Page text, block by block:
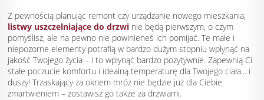
Z pewnością planując remont czy urządzanie nowego mieszkania,
listwy uszczelniające do drzwi nie będą pierwszym, o czym
pomyślisz, ale na pewno nie powinieneś ich pomijać. Te małe i
niepozorne elementy potrafią w bardzo dużym stopniu wpłynąć na
jakość Twojego życia – i to wpłynąć bardzo pozytywnie. Zapewnią Ci
stałe poczucie komfortu i idealną temperaturę dla Twojego ciała... i
duszy! Trzaskający za oknem mróz nie będzie już dla Ciebie
zmartwieniem – zostawisz go także za drzwiami.